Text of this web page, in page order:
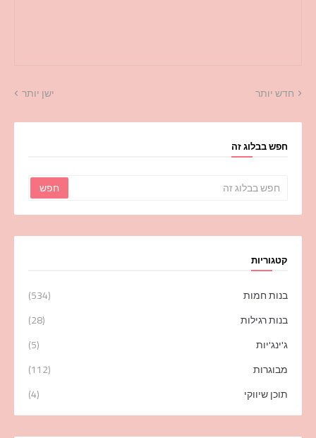
חדש יותר ישן יותר
חפש בבלוג זה
קטגוריות
בנות חמות
(534)
בנות רגילות
(28)
ג'ינג'יות
(5)
מבוגרות
(112)
תוכן שיווקי
(4)